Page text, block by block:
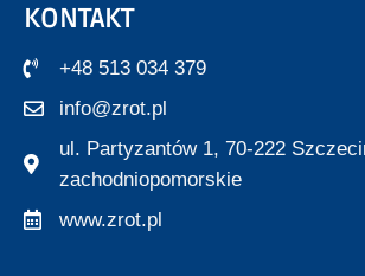
KONTAKT
+48 513 034 379
info@zrot.pl
ul. Partyzantów 1, 70-222
zachodniopomorskie
www.zrot.pl